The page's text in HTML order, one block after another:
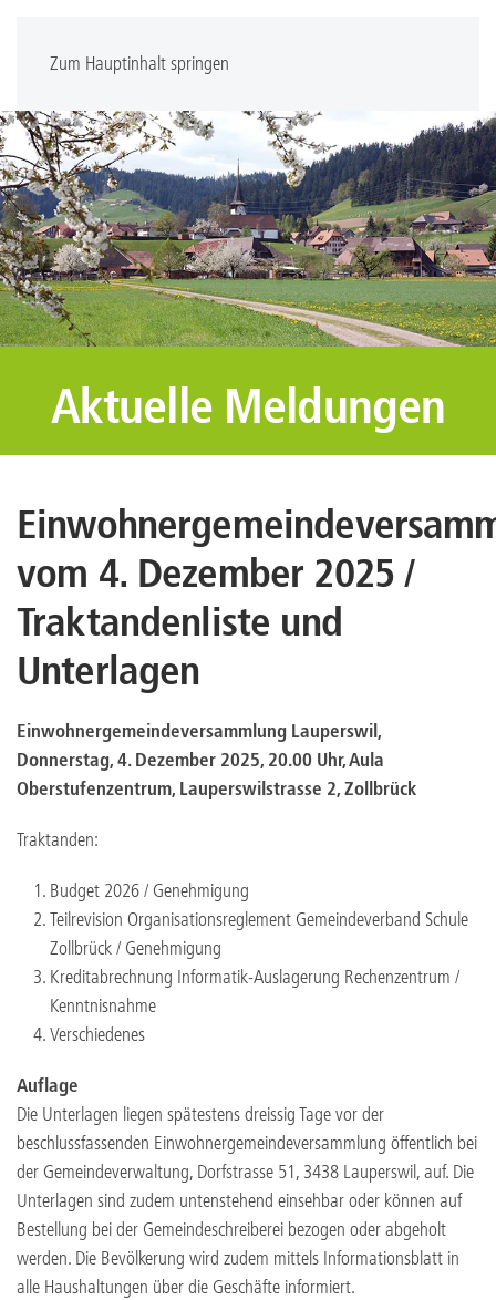
Zum Hauptinhalt springen
Aktuelle Meldungen
vom 4. Dezember 2025 /
Traktandenliste und
Unterlagen
Einwohnergemeindeversammlung Lauperswil,
Donnerstag, 4. Dezember 2025, 20.00 Uhr, Aula
Oberstufenzentrum, Lauperswilstrasse 2, Zollbrück
Traktanden:
Budget 2026 / Genehmigung
Teilrevision Organisationsreglement Gemeindeverband Schule
Zollbrück / Genehmigung
Kreditabrechnung Informatik-Auslagerung Rechenzentrum /
Kenntnisnahme
Verschiedenes
Auflage
Die Unterlagen liegen spätestens dreissig Tage vor der
beschlussfassenden Einwohnergemeindeversammlung öffentlich bei
der Gemeindeverwaltung, Dorfstrasse 51, 3438 Lauperswil, auf. Die
Unterlagen sind zudem untenstehend einsehbar oder können auf
Bestellung bei der Gemeindeschreiberei bezogen oder abgeholt
werden. Die Bevölkerung wird zudem mittels Informationsblatt in
alle Haushaltungen über die Geschäfte informiert.